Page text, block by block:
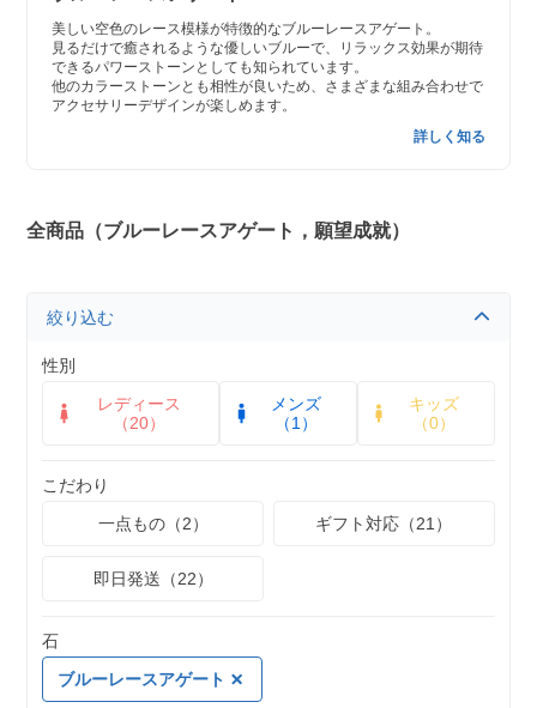
美しい空色のレース模様が特徴的なブルーレースアゲート。
見るだけで癒されるような優しいブルーで、リラックス効果が期待
できるパワーストーンとしても知られています。
他のカラーストーンとも相性が良いため、さまざまな組み合わせで
アクセサリーデザインが楽しめます。
詳しく知る
全商品（ブルーレースアゲート，願望成就）
絞り込む
性別
レディース
（20）
メンズ
（1）
キッズ
（0）
こだわり
一点もの（2）
ギフト対応（21）
即日発送（22）
石
ブルーレースアゲート